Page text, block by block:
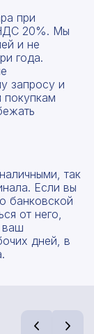
при
20%. Мы
и не
года.
запросу и
покупкам
так
Если вы
банковской
от него,
ваш
дней, в